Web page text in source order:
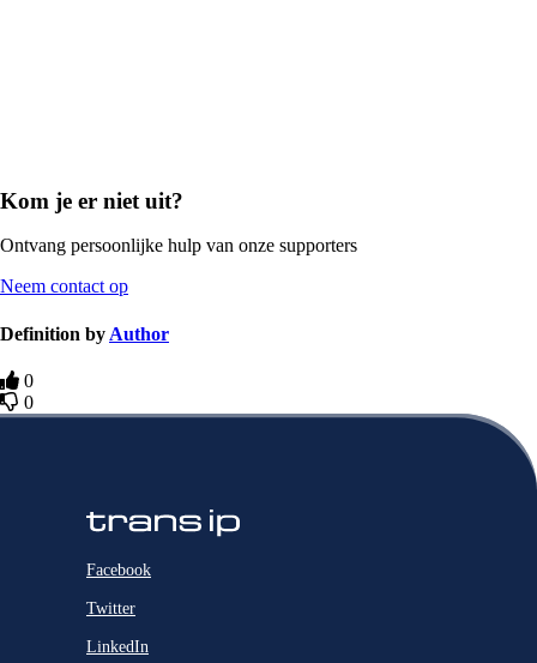
Kom je er niet uit?
Ontvang persoonlijke hulp van onze supporters
Neem contact op
Definition by Author
0
0
Facebook
Twitter
LinkedIn